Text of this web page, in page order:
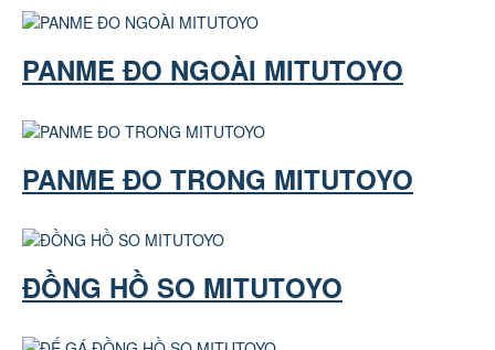
PANME ĐO NGOÀI MITUTOYO
PANME ĐO TRONG MITUTOYO
ĐỒNG HỒ SO MITUTOYO